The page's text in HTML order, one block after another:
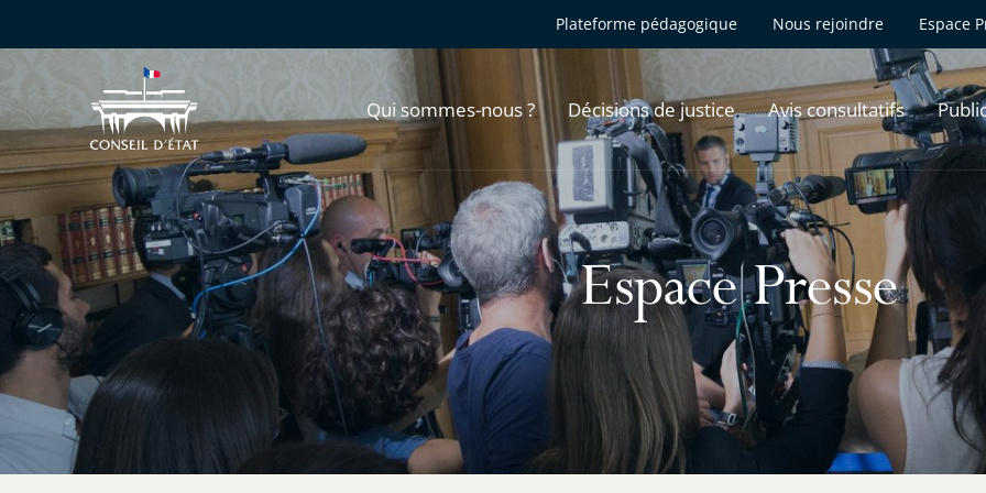
Plateforme pédagogique Nous rejoindre Espace
Qui sommes-nous ? Décisions de justice Avis consultatifs
Espace Presse